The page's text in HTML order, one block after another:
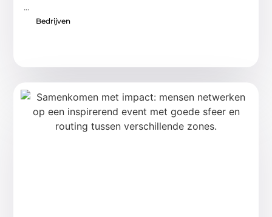
...
Bedrijven